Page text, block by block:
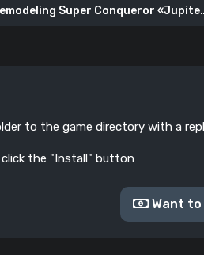
Super Conqueror
to the game directory with a
the "Install" button
Want to